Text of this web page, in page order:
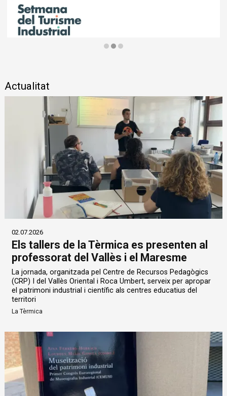
Actualitat
02.07.2026
Els tallers de la Tèrmica es presenten al
professorat del Vallès i el Maresme
La jornada, organitzada pel Centre de Recursos Pedagògics
(CRP) I del Vallès Oriental i Roca Umbert, serveix per apropar
el patrimoni industrial i científic als centres educatius del
territori
La Tèrmica